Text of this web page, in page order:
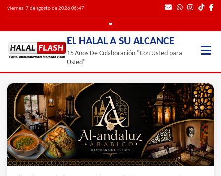
viernes, 7 de agosto de 2026 06:47
EL HALAL A SU ALCANCE
15 Años De Colaboración "Con Usted para
Usted"